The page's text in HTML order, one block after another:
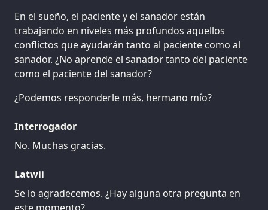
En el sueño, el paciente y el sanador están
trabajando en niveles más profundos aquellos
conflictos que ayudarán tanto al paciente como al
sanador. ¿No aprende el sanador tanto del paciente
como el paciente del sanador?
¿Podemos responderle más, hermano mío?
Interrogador
No. Muchas gracias.
Latwii
Se lo agradecemos. ¿Hay alguna otra pregunta en